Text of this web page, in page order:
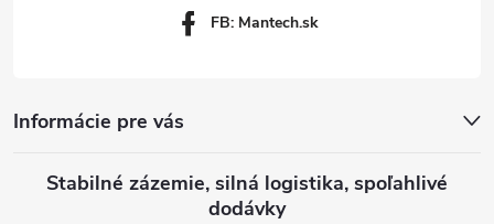
FB: Mantech.sk
Informácie pre vás
Stabilné zázemie, silná logistika, spoľahlivé
dodávky